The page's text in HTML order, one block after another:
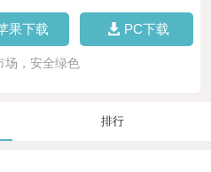
果下载 PC下载
场，安全绿色
排行